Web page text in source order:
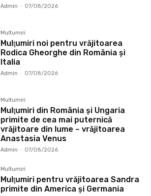
Admin - 07/08/2026
Multumiri
Mulţumiri noi pentru vrăjitoarea
Rodica Gheorghe din România și
Italia
Admin - 07/08/2026
Multumiri
Mulţumiri din România și Ungaria
primite de cea mai puternică
vrăjitoare din lume – vrăjitoarea
Anastasia Venus
Admin - 07/08/2026
Multumiri
Mulţumiri pentru vrăjitoarea Sandra
primite din America și Germania